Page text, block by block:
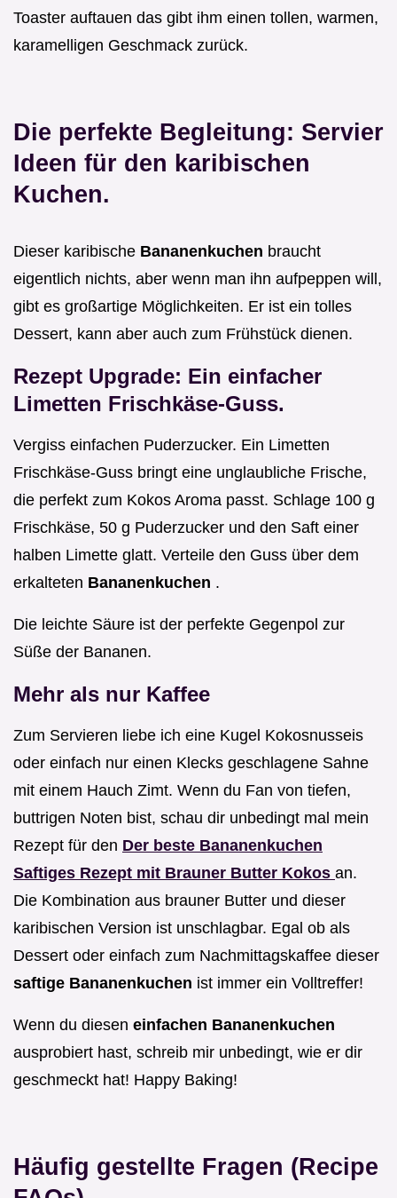
Toaster auftauen das gibt ihm einen tollen, warmen,
karamelligen Geschmack zurück.
Die perfekte Begleitung: Servier
Ideen für den karibischen
Kuchen.
Dieser karibische Bananenkuchen braucht
eigentlich nichts, aber wenn man ihn aufpeppen will,
gibt es großartige Möglichkeiten. Er ist ein tolles
Dessert, kann aber auch zum Frühstück dienen.
Rezept Upgrade: Ein einfacher
Limetten Frischkäse-Guss.
Vergiss einfachen Puderzucker. Ein Limetten
Frischkäse-Guss bringt eine unglaubliche Frische,
die perfekt zum Kokos Aroma passt. Schlage 100 g
Frischkäse, 50 g Puderzucker und den Saft einer
halben Limette glatt. Verteile den Guss über dem
erkalteten Bananenkuchen .
Die leichte Säure ist der perfekte Gegenpol zur
Süße der Bananen.
Mehr als nur Kaffee
Zum Servieren liebe ich eine Kugel Kokosnusseis
oder einfach nur einen Klecks geschlagene Sahne
mit einem Hauch Zimt. Wenn du Fan von tiefen,
buttrigen Noten bist, schau dir unbedingt mal mein
Rezept für den Der beste Bananenkuchen
Saftiges Rezept mit Brauner Butter Kokos an.
Die Kombination aus brauner Butter und dieser
karibischen Version ist unschlagbar. Egal ob als
Dessert oder einfach zum Nachmittagskaffee dieser
saftige Bananenkuchen ist immer ein Volltreffer!
Wenn du diesen einfachen Bananenkuchen
ausprobiert hast, schreib mir unbedingt, wie er dir
geschmeckt hat! Happy Baking!
Häufig gestellte Fragen (Recipe